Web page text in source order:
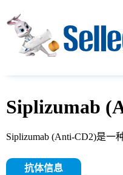
Siplizumab
Siplizumab (Anti-CD2)是
抗体信息